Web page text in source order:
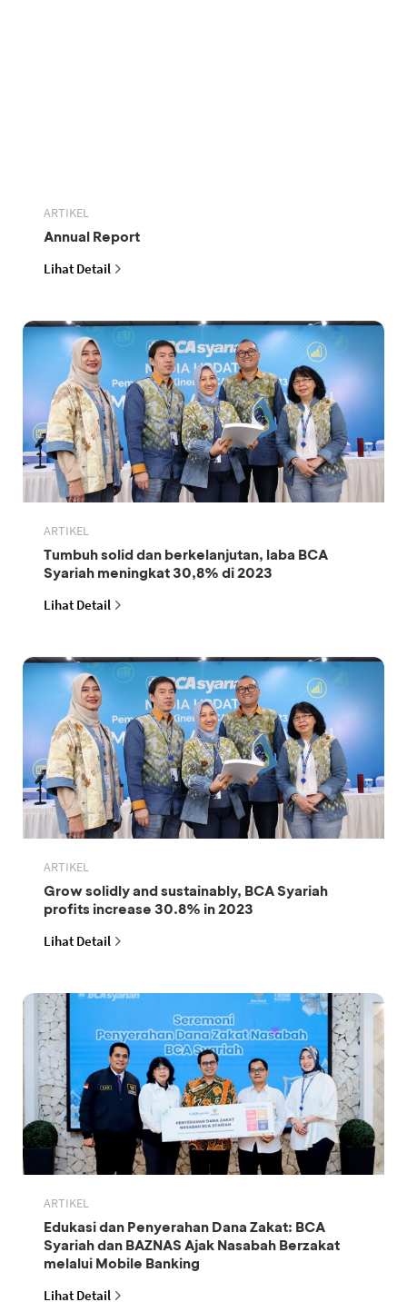
ARTIKEL
Annual Report
Lihat Detail
ARTIKEL
Tumbuh solid dan berkelanjutan, laba BCA
Syariah meningkat 30,8% di 2023
Lihat Detail
ARTIKEL
Grow solidly and sustainably, BCA Syariah
profits increase 30.8% in 2023
Lihat Detail
ARTIKEL
Edukasi dan Penyerahan Dana Zakat: BCA
Syariah dan BAZNAS Ajak Nasabah Berzakat
melalui Mobile Banking
Lihat Detail